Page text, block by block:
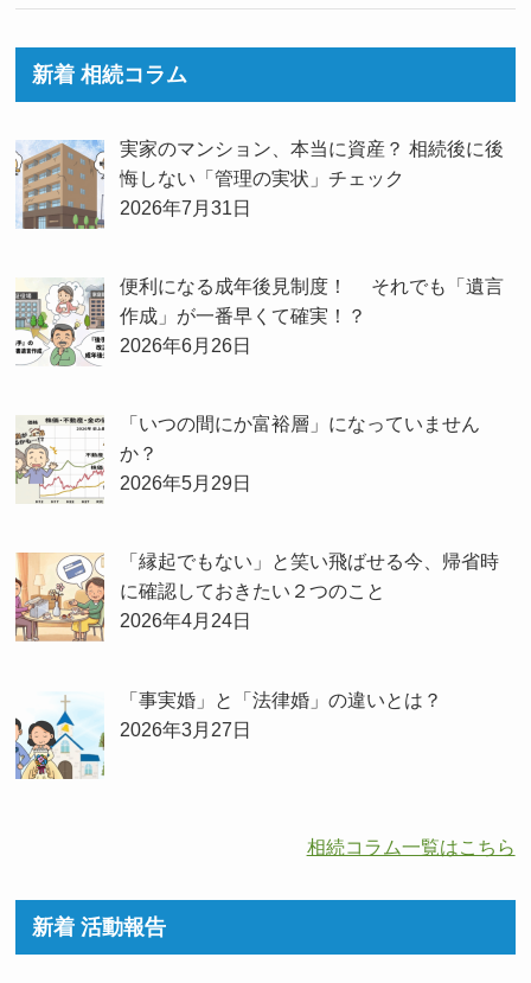
新着 相続コラム
実家のマンション、本当に資産？ 相続後に後
悔しない「管理の実状」チェック
2026年7月31日
便利になる成年後見制度！ それでも「遺言
作成」が一番早くて確実！？
2026年6月26日
「いつの間にか富裕層」になっていません
か？
2026年5月29日
「縁起でもない」と笑い飛ばせる今、帰省時
に確認しておきたい２つのこと
2026年4月24日
「事実婚」と「法律婚」の違いとは？
2026年3月27日
相続コラム一覧はこちら
新着 活動報告